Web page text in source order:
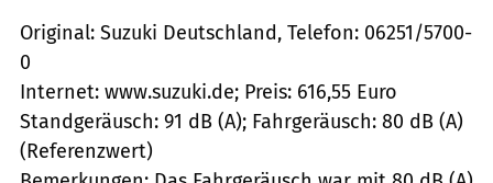
Original: Suzuki Deutschland, Telefon: 06251/5700-
0
Internet: www.suzuki.de; Preis: 616,55 Euro
Standgeräusch: 91 dB (A); Fahrgeräusch: 80 dB (A)
(Referenzwert)